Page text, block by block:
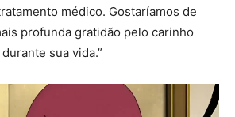
médico. Gostaríamos de
profunda gratidão pelo carinho
sua vida.”